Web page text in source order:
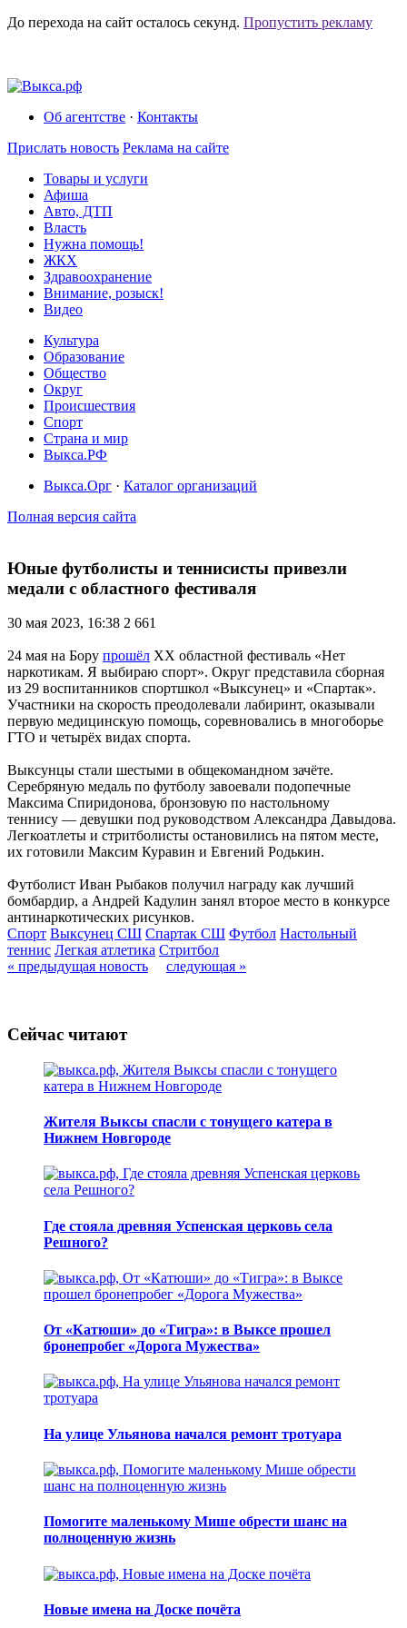
До перехода на сайт осталось секунд. Пропустить рекламу
Об агентстве · Контакты
Прислать новость Реклама на сайте
Товары и услуги
Афиша
Авто, ДТП
Власть
Нужна помощь!
ЖКХ
Здравоохранение
Внимание, розыск!
Видео
Культура
Образование
Общество
Округ
Происшествия
Спорт
Страна и мир
Выкса.РФ
Выкса.Орг · Каталог организаций
Полная версия сайта
Юные футболисты и теннисисты привезли
медали с областного фестиваля
30 мая 2023, 16:38 2 661
24 мая на Бору прошёл ХХ областной фестиваль «Нет
наркотикам. Я выбираю спорт». Округ представила сборная
из 29 воспитанников спортшкол «Выксунец» и «Спартак».
Участники на скорость преодолевали лабиринт, оказывали
первую медицинскую помощь, соревновались в многоборье
ГТО и четырёх видах спорта.
Выксунцы стали шестыми в общекомандном зачёте.
Серебряную медаль по футболу завоевали подопечные
Максима Спиридонова, бронзовую по настольному
теннису — девушки под руководством Александра Давыдова.
Легкоатлеты и стритболисты остановились на пятом месте,
их готовили Максим Куравин и Евгений Родькин.
Футболист Иван Рыбаков получил награду как лучший
бомбардир, а Андрей Кадулин занял второе место в конкурсе
антинаркотических рисунков.
Спорт Выксунец СШ Спартак СШ Футбол Настольный
теннис Легкая атлетика Стритбол
« предыдущая новость
следующая »
Сейчас читают
Жителя Выксы спасли с тонущего катера в
Нижнем Новгороде
Где стояла древняя Успенская церковь села
Решного?
От «Катюши» до «Тигра»: в Выксе прошел
бронепробег «Дорога Мужества»
На улице Ульянова начался ремонт тротуара
Помогите маленькому Мише обрести шанс на
полноценную жизнь
Новые имена на Доске почёта